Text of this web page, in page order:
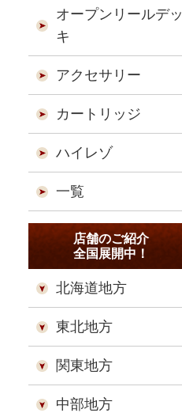
オープンリールデッ
キ
アクセサリー
カートリッジ
ハイレゾ
一覧
店舗のご紹介
全国展開中！
北海道地方
東北地方
関東地方
中部地方